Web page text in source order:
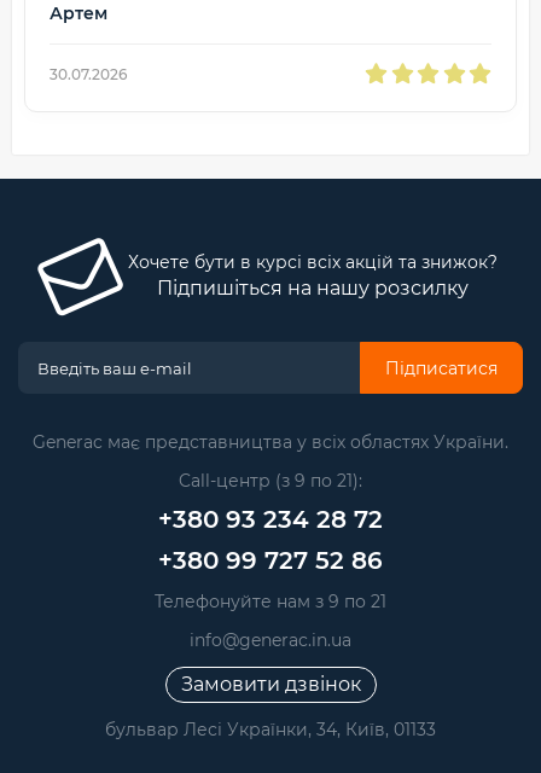
Артем
30.07.2026
Хочете бути в курсі всіх акцій та знижок?
Підпишіться на нашу розсилку
Підписатися
Generac має представництва у всіх областях України.
Call-центр (з 9 по 21):
+380 93 234 28 72
+380 99 727 52 86
Телефонуйте нам з 9 по 21
info@generac.in.ua
Замовити дзвінок
бульвар Лесі Українки, 34, Київ, 01133